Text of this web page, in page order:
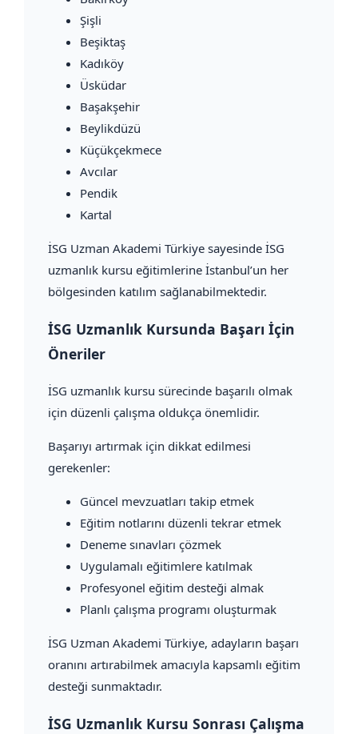
Şişli
Beşiktaş
Kadıköy
Üsküdar
Başakşehir
Beylikdüzü
Küçükçekmece
Avcılar
Pendik
Kartal
İSG Uzman Akademi Türkiye sayesinde İSG
uzmanlık kursu eğitimlerine İstanbul’un her
bölgesinden katılım sağlanabilmektedir.
İSG Uzmanlık Kursunda Başarı İçin
Öneriler
İSG uzmanlık kursu sürecinde başarılı olmak
için düzenli çalışma oldukça önemlidir.
Başarıyı artırmak için dikkat edilmesi
gerekenler:
Güncel mevzuatları takip etmek
Eğitim notlarını düzenli tekrar etmek
Deneme sınavları çözmek
Uygulamalı eğitimlere katılmak
Profesyonel eğitim desteği almak
Planlı çalışma programı oluşturmak
İSG Uzman Akademi Türkiye, adayların başarı
oranını artırabilmek amacıyla kapsamlı eğitim
desteği sunmaktadır.
İSG Uzmanlık Kursu Sonrası Çalışma